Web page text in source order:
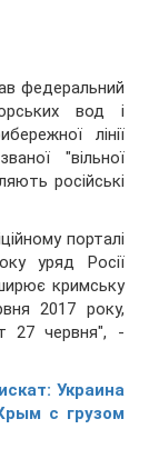
федеральний
вод і
лінії
"вільної
російські
порталі
уряд Росії
кримську
2017 року,
27 червня", -
Украина
с грузом